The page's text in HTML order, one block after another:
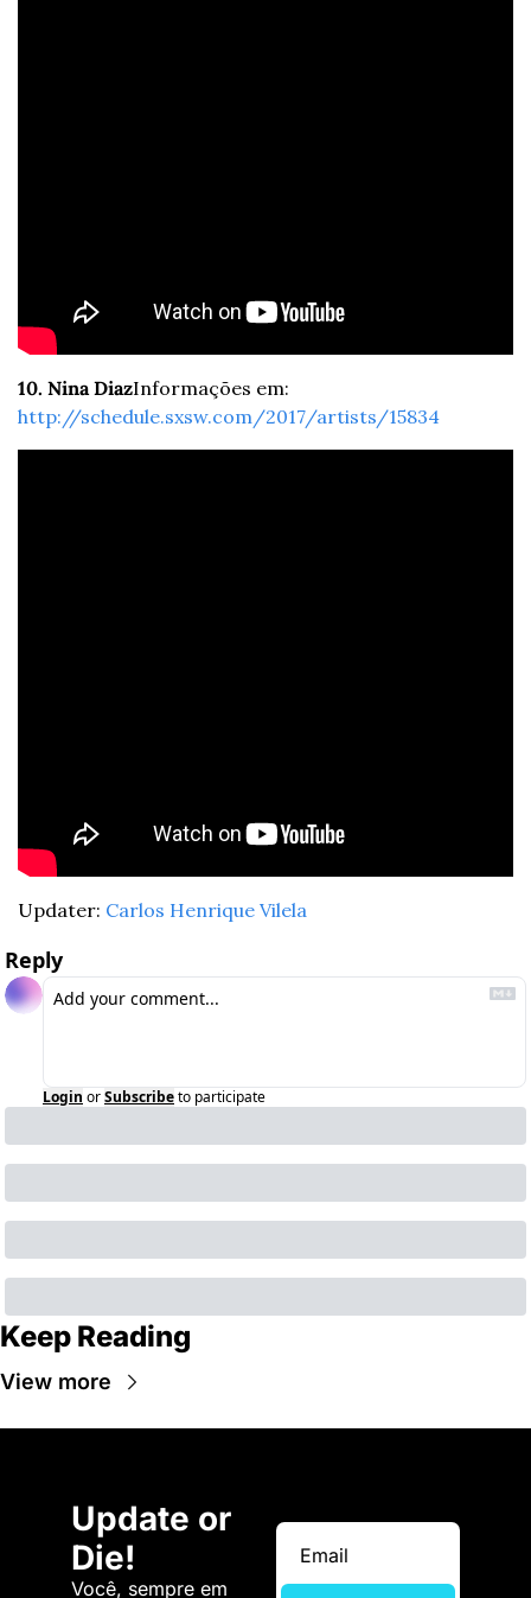
10. Nina Diaz
http://schedule.sxsw.com/2017/artists/15834
Updater: Carlos Henrique Vilela
Reply
Login orSubscribeto participate
Keep Reading
View more
Update or
Die!
Você, sempre em